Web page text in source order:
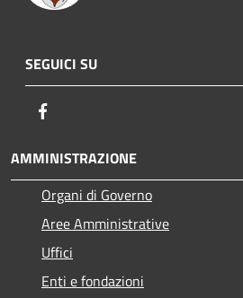
SEGUICI SU
AMMINISTRAZIONE
Organi di Governo
Aree Amministrative
Uffici
Enti e fondazioni